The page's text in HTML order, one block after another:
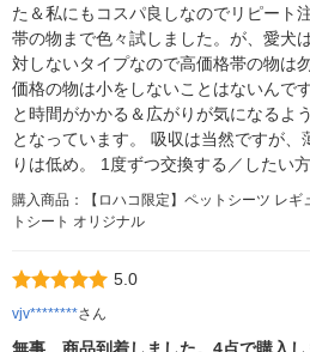
た＆私にもコスパ良しなのでリピート
帯の物まで色々試しました。が、愛犬
対しないタイプなので高価格帯の物は
価格の物は小をしないことはないんで
と時間がかかる＆広がりが気になるよ
となっています。 吸収は当然ですが、
りは低め。 1度ずつ交換する／したい
購入商品：【ロハコ限定】ペットシーツ レギ
トシート オリジナル
5.0
vjv********さん